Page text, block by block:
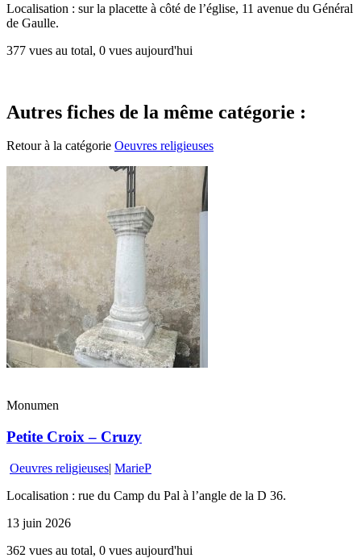
Localisation : sur la placette à côté de l’église, 11 avenue du Général
de Gaulle.
377 vues au total, 0 vues aujourd'hui
Autres fiches de la même catégorie :
Retour à la catégorie Oeuvres religieuses
Monumen
Petite Croix – Cruzy
Oeuvres religieuses| MarieP
Localisation : rue du Camp du Pal à l’angle de la D 36.
13 juin 2026
362 vues au total, 0 vues aujourd'hui